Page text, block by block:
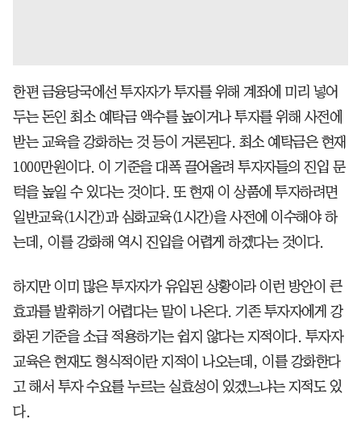
한편 금융당국에선 투자자가 투자를 위해 계좌에 미리 넣어
두는 돈인 최소 예탁금 액수를 높이거나 투자를 위해 사전에
받는 교육을 강화하는 것 등이 거론된다. 최소 예탁금은 현재
1000만원이다. 이 기준을 대폭 끌어올려 투자자들의 진입 문
턱을 높일 수 있다는 것이다. 또 현재 이 상품에 투자하려면
일반교육(1시간)과 심화교육(1시간)을 사전에 이수해야 하
는데, 이를 강화해 역시 진입을 어렵게 하겠다는 것이다.
하지만 이미 많은 투자자가 유입된 상황이라 이런 방안이 큰
효과를 발휘하기 어렵다는 말이 나온다. 기존 투자자에게 강
화된 기준을 소급 적용하기는 쉽지 않다는 지적이다. 투자자
교육은 현재도 형식적이란 지적이 나오는데, 이를 강화한다
고 해서 투자 수요를 누르는 실효성이 있겠느냐는 지적도 있
다.